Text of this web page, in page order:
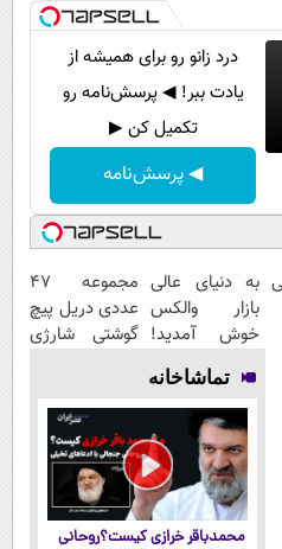
درد زانو رو برای همیشه از
یادت ببر! ◀ پرسش‌نامه رو
تکمیل کن ▶
◀ پرسش‌نامه
به دنیای عالی
بازار والکس
خوش آمدید!
ترید را آغاز
کنید!
مجموعه 47
عددی دریل پیچ
گوشتی شارژی
تماشاخانه
محمدباقر خرازی کیست؟روحانی